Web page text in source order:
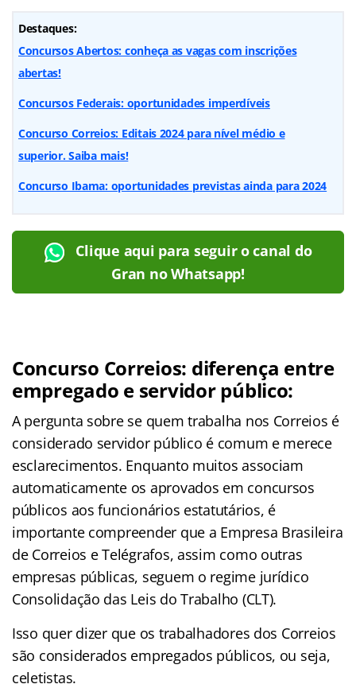
Destaques:
Concursos Abertos: conheça as vagas com inscrições
abertas!
Concursos Federais: oportunidades imperdíveis
Concurso Correios: Editais 2024 para nível médio e
superior. Saiba mais!
Concurso Ibama: oportunidades previstas ainda para 2024
Clique aqui para seguir o canal do
Gran no Whatsapp!
Concurso Correios: diferença entre
empregado e servidor público:
A pergunta sobre se quem trabalha nos Correios é
considerado servidor público é comum e merece
esclarecimentos. Enquanto muitos associam
automaticamente os aprovados em concursos
públicos aos funcionários estatutários, é
importante compreender que a Empresa Brasileira
de Correios e Telégrafos, assim como outras
empresas públicas, seguem o regime jurídico
Consolidação das Leis do Trabalho (CLT).
Isso quer dizer que os trabalhadores dos Correios
são considerados empregados públicos, ou seja,
celetistas.